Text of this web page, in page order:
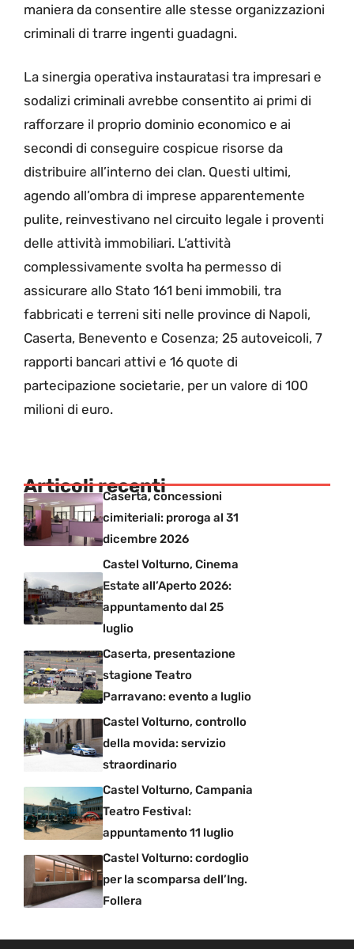
maniera da consentire alle stesse organizzazioni
criminali di trarre ingenti guadagni.
La sinergia operativa instauratasi tra impresari e
sodalizi criminali avrebbe consentito ai primi di
rafforzare il proprio dominio economico e ai
secondi di conseguire cospicue risorse da
distribuire all’interno dei clan. Questi ultimi,
agendo all’ombra di imprese apparentemente
pulite, reinvestivano nel circuito legale i proventi
delle attività immobiliari. L’attività
complessivamente svolta ha permesso di
assicurare allo Stato 161 beni immobili, tra
fabbricati e terreni siti nelle province di Napoli,
Caserta, Benevento e Cosenza; 25 autoveicoli, 7
rapporti bancari attivi e 16 quote di
partecipazione societarie, per un valore di 100
milioni di euro.
Articoli recenti
Caserta, concessioni
cimiteriali: proroga al 31
dicembre 2026
Castel Volturno, Cinema
Estate all’Aperto 2026:
appuntamento dal 25
luglio
Caserta, presentazione
stagione Teatro
Parravano: evento a luglio
Castel Volturno, controllo
della movida: servizio
straordinario
Castel Volturno, Campania
Teatro Festival:
appuntamento 11 luglio
Castel Volturno: cordoglio
per la scomparsa dell’Ing.
Follera